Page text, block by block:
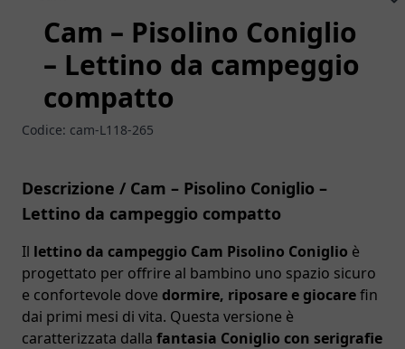
Cam – Pisolino Coniglio
– Lettino da campeggio
compatto
Codice: cam-L118-265
Descrizione / Cam – Pisolino Coniglio –
Lettino da campeggio compatto
Il lettino da campeggio Cam Pisolino Coniglio è
progettato per offrire al bambino uno spazio sicuro
e confortevole dove dormire, riposare e giocarefin
dai primi mesi di vita. Questa versione è
caratterizzata dalla fantasia Coniglio con serigrafie